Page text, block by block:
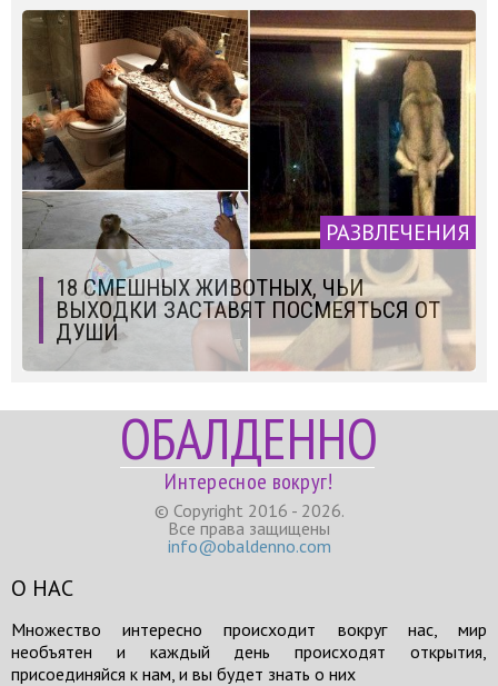
РАЗВЛЕЧЕНИЯ
18 СМЕШНЫХ ЖИВОТНЫХ, ЧЬИ
ВЫХОДКИ ЗАСТАВЯТ ПОСМЕЯТЬСЯ ОТ
ДУШИ
ОБАЛДЕННО
Интересное вокруг!
© Copyright 2016 - 2026.
Все права защищены
info@obaldenno.com
О НАС
Множество интересно происходит вокруг нас, мир
необъятен и каждый день происходят открытия,
присоединяйся к нам, и вы будет знать о них